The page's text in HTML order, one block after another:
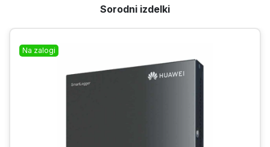
Sorodni izdelki
Na zalogi